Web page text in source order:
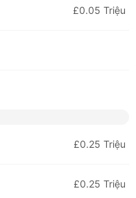
£0.05 Triệu
£0.25 Triệu
£0.25 Triệu